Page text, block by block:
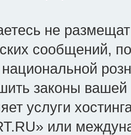
не
сообщений,
законы
услуги
или